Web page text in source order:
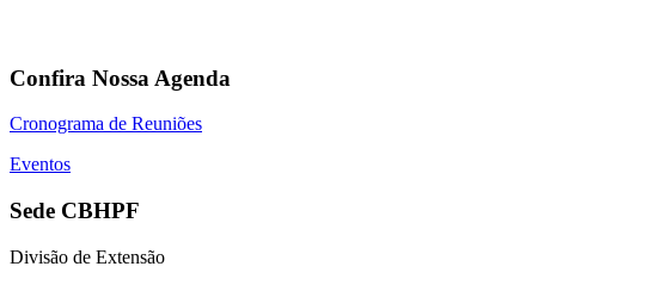
Confira Nossa Agenda
Cronograma de Reuniões
Eventos
Sede CBHPF
Divisão de Extensão